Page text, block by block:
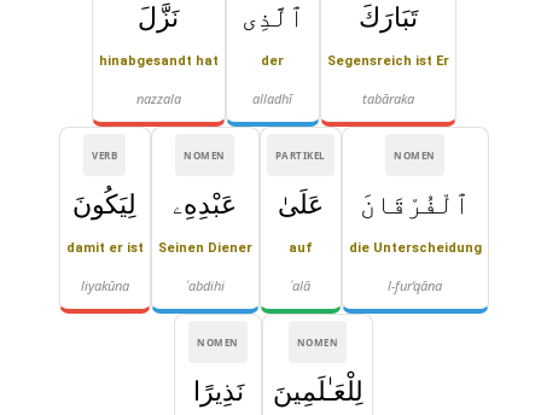
تَبَارَكَ
Segensreich ist Er
tabāraka
ٱلَّذِى
der
alladhī
نَزَّلَ
hinabgesandt hat
nazzala
NOMEN
ٱلْفُرْقَانَ
die Unterscheidung
l-fur'qāna
PARTIKEL
عَلَىٰ
auf
ʿalā
NOMEN
عَبْدِهِۦ
Seinen Diener
ʿabdihi
VERB
لِيَكُونَ
damit er ist
liyakūna
NOMEN
لِلْعَـٰلَمِينَ
NOMEN
نَذِيرًا